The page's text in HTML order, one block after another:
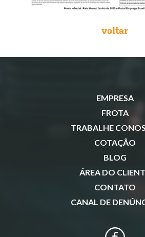
voltar
EMPRESA
FROTA
TRABALHE
COTAÇÃO
BLOG
ÁREA DO
CONTATO
CANAL DE